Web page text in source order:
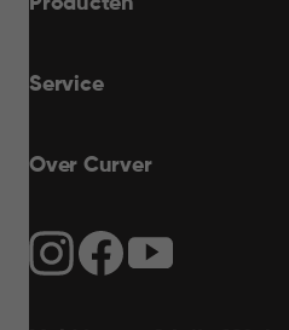
Service
Over Curver